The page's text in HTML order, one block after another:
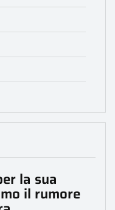
la sua
il rumore